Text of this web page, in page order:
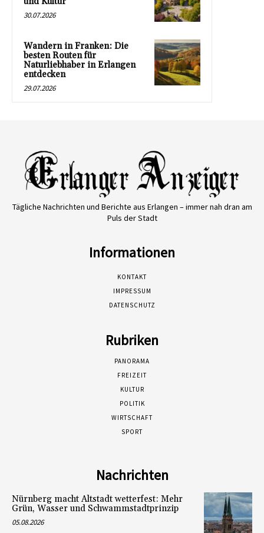
30.07.2026
Wandern in Franken: Die
besten Routen für
Naturliebhaber in Erlangen
entdecken
29.07.2026
Tägliche Nachrichten und Berichte aus Erlangen – immer nah dran am
Puls der Stadt
Informationen
KONTAKT
IMPRESSUM
DATENSCHUTZ
Rubriken
PANORAMA
FREIZEIT
KULTUR
POLITIK
WIRTSCHAFT
SPORT
Nachrichten
Nürnberg macht Altstadt wetterfest: Mehr
Grün, Wasser und Schwammstadtprinzip
05.08.2026